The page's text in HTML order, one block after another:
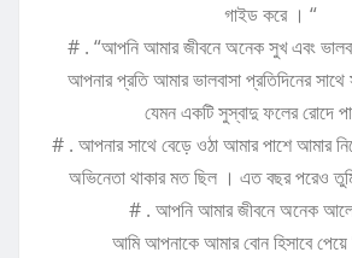
গাইড করে । “
# . “আপনি আমার জীবনে অনেক সুখ এবং
আপনার প্রতি আমার ভালবাসা প্রতিদিনের সাথে
যেমন একটি সুস্বাদু ফলের রোদে
# . আপনার সাথে বেড়ে ওঠা আমার পাশে আমার
অভিনেতা থাকার মত ছিল । এত বছর পরেও
# . আপনি আমার জীবনে অনেক
আমি আপনাকে আমার বোন হিসাবে